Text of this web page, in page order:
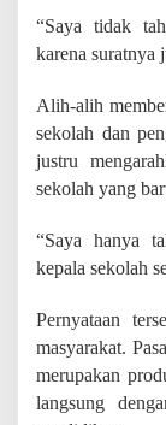
“Saya tidak
karena suratnya
Alih-alih
sekolah dan
justru
sekolah yang
“Saya hanya
kepala sekolah
Pernyataan
masyarakat.
merupakan
langsung